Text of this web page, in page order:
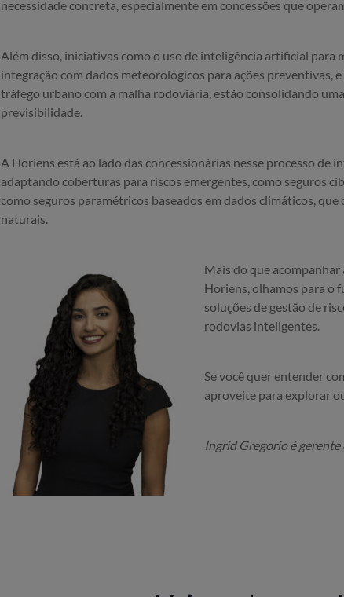
necessidade concreta, especialmente em concessões que
Além disso, iniciativas como o uso de inteligência artificial
integração com dados meteorológicos para ações preventivas,
tráfego urbano com a malha rodoviária, estão consolidando
previsibilidade.
A Horiens está ao lado das concessionárias nesse processo de
adaptando coberturas para riscos emergentes, como seguros
como seguros paramétricos baseados em dados climáticos,
naturais.
Mais do que acompanhar
Horiens, olhamos para o
soluções de gestão de
rodovias inteligentes.
Se você quer entender
aproveite para explorar
Ingrid Gregorio é gerente